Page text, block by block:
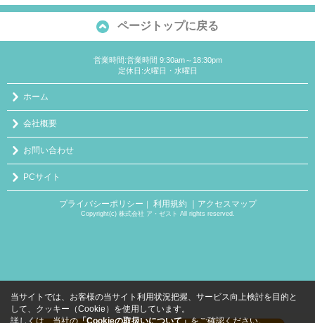
ページトップに戻る
営業時間:営業時間 9:30am～18:30pm
定休日:火曜日・水曜日
ホーム
会社概要
お問い合わせ
PCサイト
プライバシーポリシー ｜ 利用規約 ｜アクセスマップ
Copyright(c) 株式会社 ア・ゼスト All rights reserved.
当サイトでは、お客様の当サイト利用状況把握、サービス向上検討を目的と
して、クッキー（Cookie）を使用しています。
詳しくは、当社の「Cookieの取扱いについて」をご確認ください。